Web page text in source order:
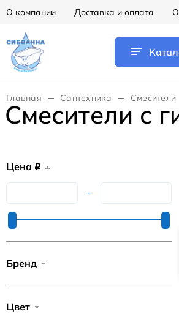
О компании Доставка и оплата
Главная Сантехника Смесители
Цена q
-
Бренд
Цвет
Смесители с